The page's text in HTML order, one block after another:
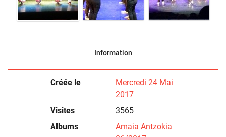
Information
Créée le
Mercredi 24 Mai
2017
Visites
3565
Albums
Amaia Antzokia